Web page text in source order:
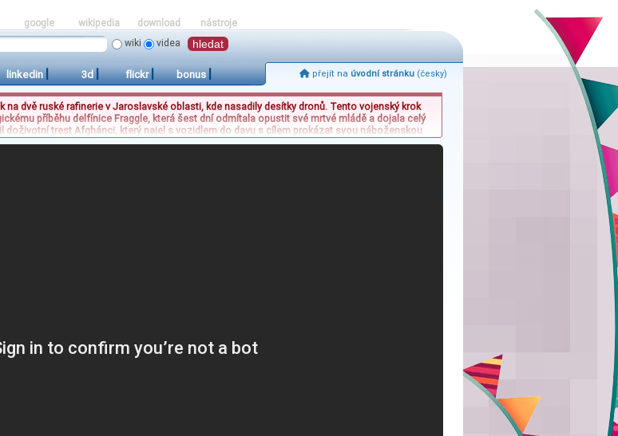
wiki
videa
google wikipedia download nástroje
linkedin | 3d | flickr | bonus | přejít na úvodní stránku (česky)
na dvě ruské rafinerie v Jaroslavské oblasti, kde nasadily desítky dronů. Tento vojenský krok
příběhu delfínice Fraggle, která šest dní odmítala opustit své mrtvé mládě a dojala celý
doživotní trest Afghánci, který najel s vozidlem do davu s cílem prokázat svou náboženskou
aktuální zpravodajství, v sociálních kruzích přetrvávají diskuse o kvalitě partnerských